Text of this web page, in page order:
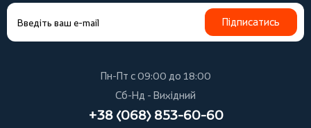
Підписатись
Пн-Пт с 09:00 до 18:00
Сб-Нд - Вихідний
+38 (068) 853-60-60